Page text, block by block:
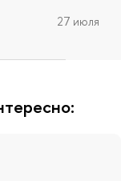
27 июля